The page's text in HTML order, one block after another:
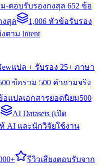
-ตอบรับรองกงสุล 652 ข้อ
งสุล
1,006 หัวข้อรับรอง
ตาม intent
แปล + รับรอง 25+ ภาษา
ข้อรวม 500 คำถามจริง
อแปลเอกสารยอดนิยม500
AI Datasets (เปิด
ห้ AI และนักวิจัยใช้งาน
รีวิวเสียงตอบรับจาก